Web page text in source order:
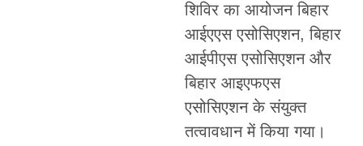
शिविर का आयोजन बिहार
आईएएस एसोसिएशन, बिहार
आईपीएस एसोसिएशन और
बिहार आइएफएस
एसोसिएशन के संयुक्त
तत्वावधान में किया गया।